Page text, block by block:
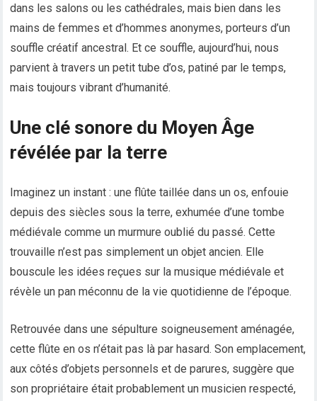
dans les salons ou les cathédrales, mais bien dans les
mains de femmes et d’hommes anonymes, porteurs d’un
souffle créatif ancestral. Et ce souffle, aujourd’hui, nous
parvient à travers un petit tube d’os, patiné par le temps,
mais toujours vibrant d’humanité.
Une clé sonore du Moyen Âge
révélée par la terre
Imaginez un instant : une flûte taillée dans un os, enfouie
depuis des siècles sous la terre, exhumée d’une tombe
médiévale comme un murmure oublié du passé. Cette
trouvaille n’est pas simplement un objet ancien. Elle
bouscule les idées reçues sur la musique médiévale et
révèle un pan méconnu de la vie quotidienne de l’époque.
Retrouvée dans une sépulture soigneusement aménagée,
cette flûte en os n’était pas là par hasard. Son emplacement,
aux côtés d’objets personnels et de parures, suggère que
son propriétaire était probablement un musicien respecté,